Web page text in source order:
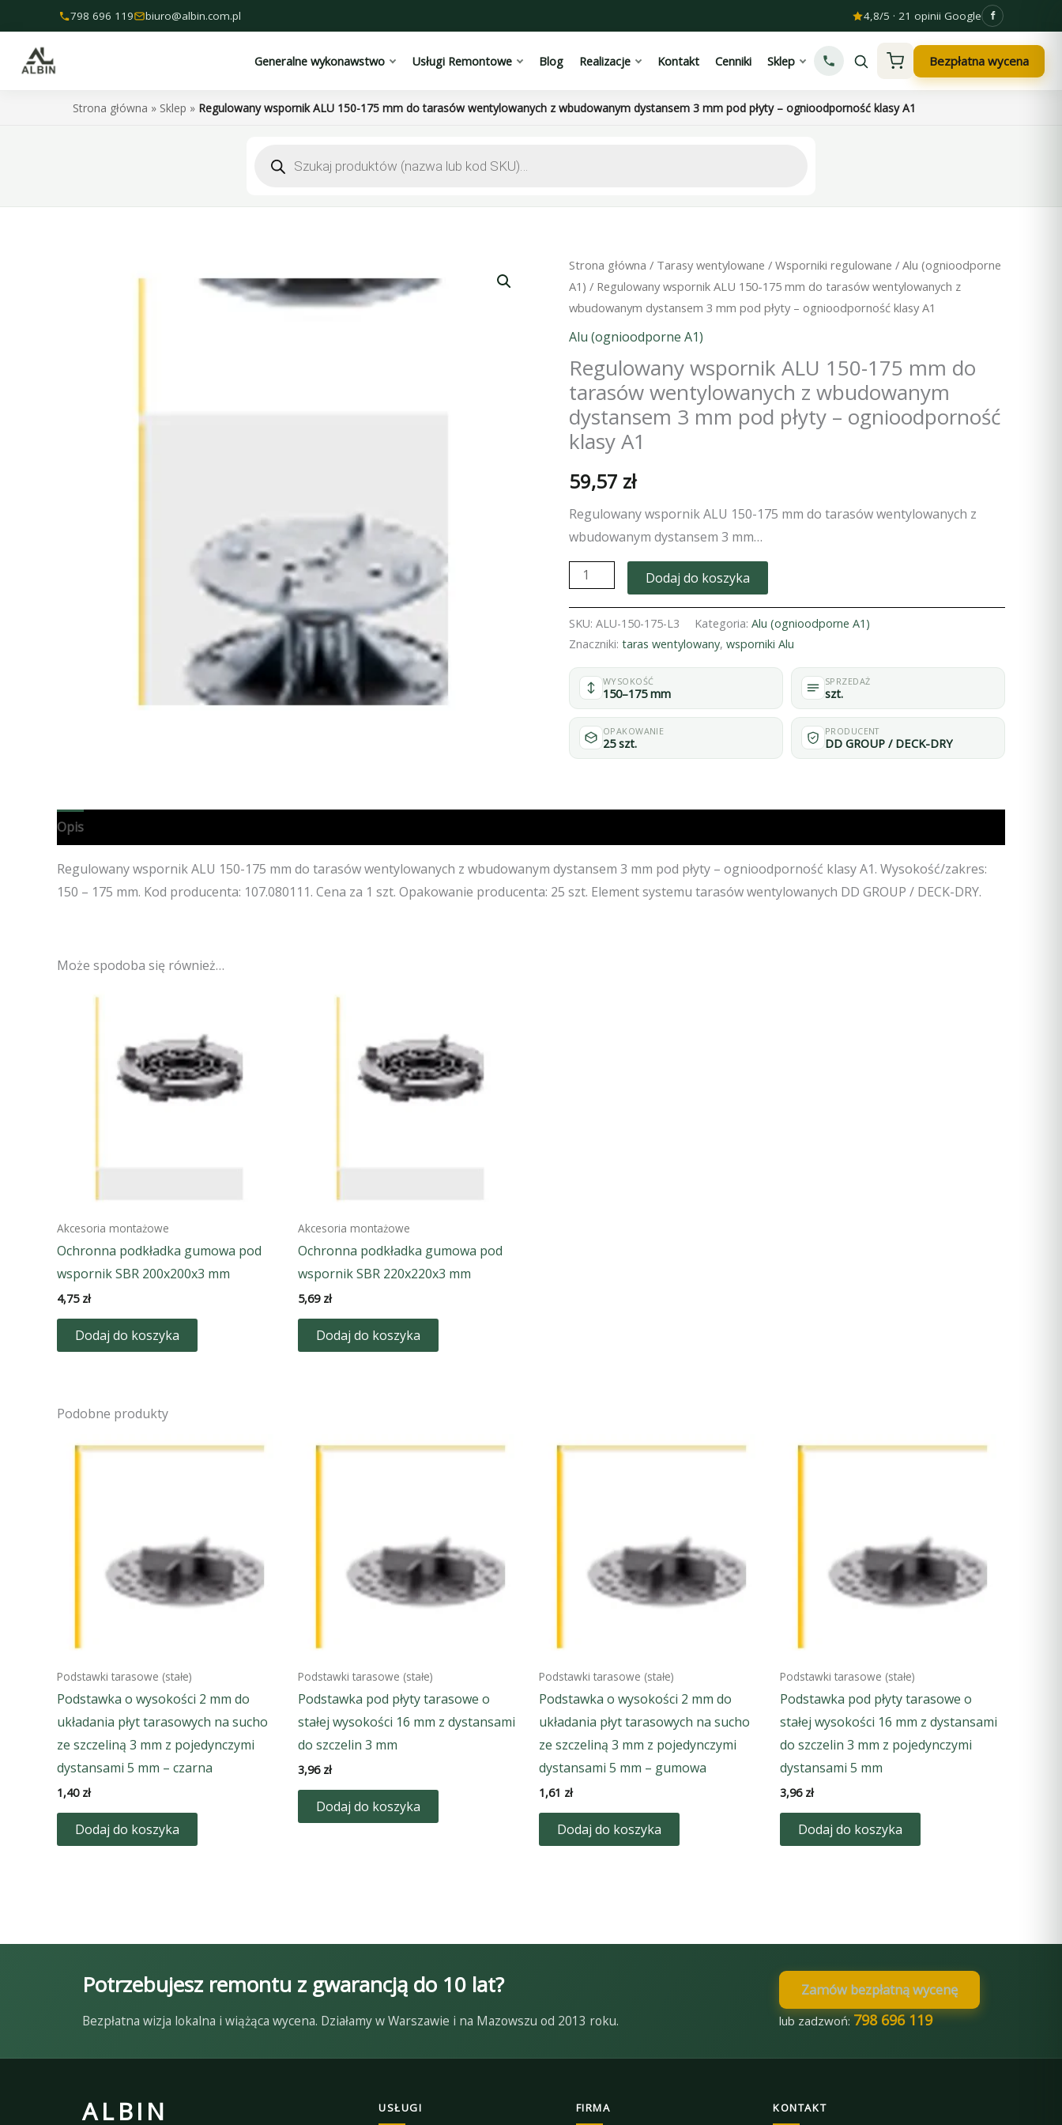
do
treści
798 696 119 biuro@albin.com.pl 4,8/5 · 21 opinii Google
Generalne wykonawstwo Usługi Remontowe Blog Realizacje Kontakt Cenniki Sklep Bezpłatna wycena
Strona główna » Sklep » Regulowany wspornik ALU 150-175 mm do tarasów wentylowanych z wbudowanym dystansem 3 mm pod płyty – ognioodporność klasy A1
produktów
Strona główna / Tarasy wentylowane / Wsporniki regulowane / Alu (ognioodporne
A1) / Regulowany wspornik ALU 150-175 mm do tarasów wentylowanych z
wbudowanym dystansem 3 mm pod płyty – ognioodporność klasy A1
Alu (ognioodporne A1)
Regulowany wspornik ALU 150-175 mm do
tarasów wentylowanych z wbudowanym
dystansem 3 mm pod płyty – ognioodporność
klasy A1
59,57 zł
Regulowany wspornik ALU 150-175 mm do tarasów wentylowanych z
wbudowanym dystansem 3 mm…
ilość
Regulowany
wspornik
ALU
150-
175
mm
do
tarasów
dystansem
3
mm
Dodaj do koszyka
SKU: ALU-150-175-L3 Kategoria: Alu (ognioodporne A1)
Znaczniki: taras wentylowany, wsporniki Alu
WYSOKOŚĆ
150–175 mm
SPRZEDAŻ
szt.
OPAKOWANIE
25 szt.
PRODUCENT
DD GROUP / DECK-DRY
Opis
Regulowany wspornik ALU 150-175 mm do tarasów wentylowanych z wbudowanym dystansem 3 mm pod płyty – ognioodporność klasy A1. Wysokość/zakres:
150 – 175 mm. Kod producenta: 107.080111. Cena za 1 szt. Opakowanie producenta: 25 szt. Element systemu tarasów wentylowanych DD GROUP / DECK-DRY.
Może spodoba się również…
Akcesoria montażowe
Ochronna podkładka gumowa pod
wspornik SBR 200x200x3 mm
4,75 zł
Dodaj do koszyka
Akcesoria montażowe
Ochronna podkładka gumowa pod
wspornik SBR 220x220x3 mm
5,69 zł
Dodaj do koszyka
Podobne produkty
Podstawki tarasowe (stałe)
Podstawka o wysokości 2 mm do
układania płyt tarasowych na sucho
ze szczeliną 3 mm z pojedynczymi
dystansami 5 mm – czarna
1,40 zł
Dodaj do koszyka
Podstawki tarasowe (stałe)
Podstawka pod płyty tarasowe o
stałej wysokości 16 mm z dystansami
do szczelin 3 mm
3,96 zł
Dodaj do koszyka
Podstawki tarasowe (stałe)
Podstawka o wysokości 2 mm do
układania płyt tarasowych na sucho
ze szczeliną 3 mm z pojedynczymi
dystansami 5 mm – gumowa
1,61 zł
Dodaj do koszyka
Podstawki tarasowe (stałe)
Podstawka pod płyty tarasowe o
stałej wysokości 16 mm z dystansami
do szczelin 3 mm z pojedynczymi
dystansami 5 mm
3,96 zł
Dodaj do koszyka
Potrzebujesz remontu z gwarancją do 10 lat?
Bezpłatna wizja lokalna i wiążąca wycena. Działamy w Warszawie i na Mazowszu od 2013 roku.
Zamów bezpłatną wycenę
lub zadzwoń: 798 696 119
ALBIN USŁUGI FIRMA KONTAKT